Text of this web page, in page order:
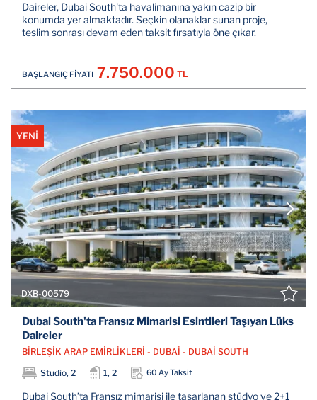
Daireler, Dubai South'ta havalimanına yakın cazip bir
konumda yer almaktadır. Seçkin olanaklar sunan proje,
teslim sonrası devam eden taksit fırsatıyla öne çıkar.
BAŞLANGIÇ FİYATI 7.750.000 TL
YENİ
DXB-00579
Dubai South'ta Fransız Mimarisi Esintileri Taşıyan Lüks
Daireler
BİRLEŞİK ARAP EMİRLİKLERİ - DUBAİ - DUBAİ SOUTH
Studio, 2
1, 2 60 Ay Taksit
Dubai South’ta Fransız mimarisi ile tasarlanan stüdyo ve 2+1